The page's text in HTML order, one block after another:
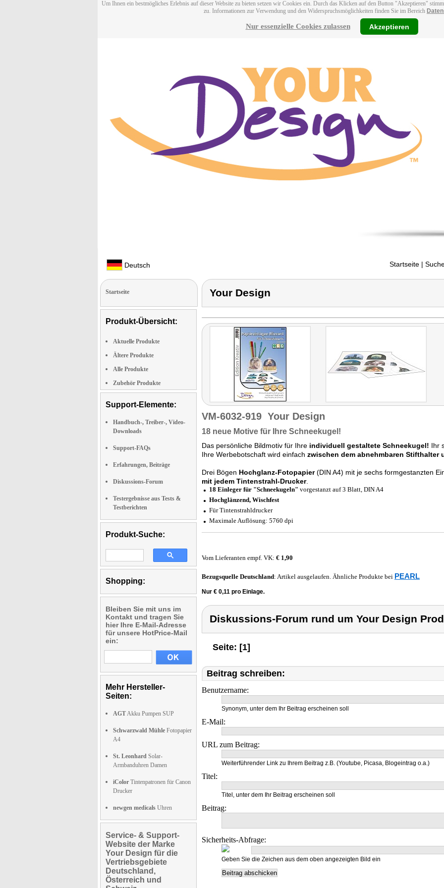
Um Ihnen ein bestmögliches Erlebnis auf dieser Website zu bieten setzen wir Cookies ein. Durch das Klicken auf den Button "Akzeptieren"
zu. Informationen zur Verwendung und den Widerspruchsmöglichkeiten finden Sie im Bereich
Nur essenzielle Cookies zulassen Akzeptieren
Deutsch Startseite |
Startseite
Produkt-Übersicht:
Aktuelle Produkte
Ältere Produkte
Alle Produkte
Zubehör Produkte
Support-Elemente:
Handbuch-, Treiber-, Video-
Downloads
Support-FAQs
Erfahrungen, Beiträge
Diskussions-Forum
Testergebnisse aus Tests &
Testberichten
Produkt-Suche:
Shopping:
Bleiben Sie mit uns im
Kontakt und tragen Sie
hier Ihre E-Mail-Adresse
für unsere HotPrice-Mail
ein:
Mehr Hersteller-
Seiten:
AGTAkku Pumpen SUP
Schwarzwald Mühle Fotopapier
A4
St. Leonhard Solar-
Armbanduhren Damen
iColor Tintenpatronen für Canon
Drucker
newgen medicals Uhren
Service- & Support-
Website der Marke
Your Design für die
Vertriebsgebiete
Deutschland,
Österreich und
Your Design
VM-6032-919 Your Design
18 neue Motive für Ihre Schneekugel!
Das persönliche Bildmotiv für Ihre individuell gestaltete Schneekugel! Ihr
Ihre Werbebotschaft wird einfach zwischen dem abnehmbaren Stifthalter
Drei Bögen Hochglanz-Fotopapier(DIN A4) mit je sechs formgestanzten
mit jedem Tintenstrahl-Drucker.
18 Einleger für "Schneekugeln" vorgestanzt auf 3 Blatt, DIN A4
Hochglänzend, Wischfest
Für Tintenstrahldrucker
Maximale Auflösung: 5760 dpi
Vom Lieferanten empf. VK: € 1,90
Bezugsquelle Deutschland: Artikel ausgelaufen. Ähnliche Produkte bei PEARL
Nur € 0,11 pro Einlage.
Diskussions-Forum rund um Your Design
Seite: [1]
Beitrag schreiben:
Benutzername:
Synonym, unter dem Ihr Beitrag erscheinen soll
E-Mail:
URL zum Beitrag:
Weiterführender Link zu Ihrem Beitrag z.B. (Youtube, Picasa, Blogeintrag o.a.)
Titel:
Titel, unter dem Ihr Beitrag erscheinen soll
Beitrag:
Sicherheits-Abfrage:
Geben Sie die Zeichen aus dem oben angezeigten Bild ein